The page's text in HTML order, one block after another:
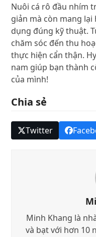
Nuôi cá rô đầu nhím
giản mà còn mang
dụng đúng kỹ thuật.
chăm sóc đến thu
thực hiện cẩn thận.
nam giúp bạn thành
của mình!
Chia sẻ
Twitter
Minh Khang là
và bạt với hơn 10